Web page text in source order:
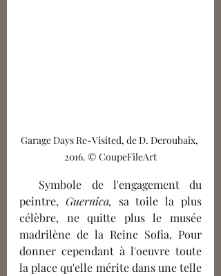
Garage Days Re-Visited, de D. Deroubaix,
2016. © CoupeFileArt
peintre, Guernica, sa toile la plus
célèbre, ne quitte plus le musée
madrilène de la Reine Sofia. Pour
donner cependant à l'oeuvre toute
la place qu'elle mérite dans une telle